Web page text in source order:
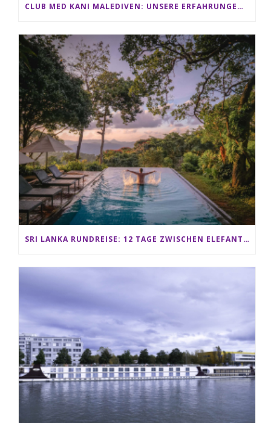
CLUB MED KANI MALEDIVEN: UNSERE ERFAHRUNGEN IM ALL-INCLUSIVE PARADIES
SRI LANKA RUNDREISE: 12 TAGE ZWISCHEN ELEFANTEN, TEEPLANTAGEN & STRAND ALS FAMILIE